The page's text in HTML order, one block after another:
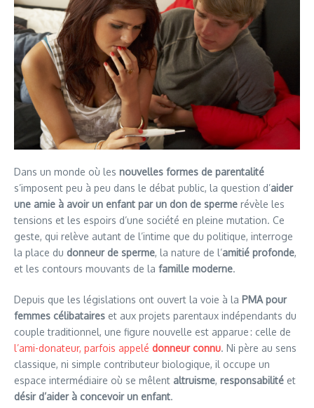
Dans un monde où les nouvelles formes de parentalité
s’imposent peu à peu dans le débat public, la question d’aider
une amie à avoir un enfant par un don de sperme révèle les
tensions et les espoirs d’une société en pleine mutation. Ce
geste, qui relève autant de l’intime que du politique, interroge
la place du donneur de sperme, la nature de l’amitié profonde,
et les contours mouvants de la famille moderne.
Depuis que les législations ont ouvert la voie à la PMA pour
femmes célibataires et aux projets parentaux indépendants du
couple traditionnel, une figure nouvelle est apparue : celle de
l’ami-donateur, parfois appelé donneur connu. Ni père au sens
classique, ni simple contributeur biologique, il occupe un
espace intermédiaire où se mêlent altruisme, responsabilité et
désir d’aider à concevoir un enfant.